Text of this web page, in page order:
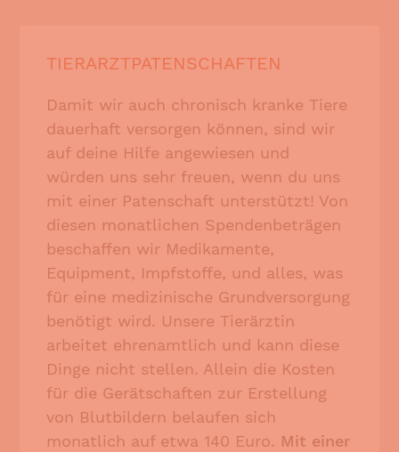
TIERARZTPATENSCHAFTEN
Damit wir auch chronisch kranke Tiere
dauerhaft versorgen können, sind wir
auf deine Hilfe angewiesen und
würden uns sehr freuen, wenn du uns
mit einer Patenschaft unterstützt! Von
diesen monatlichen Spendenbeträgen
beschaffen wir Medikamente,
Equipment, Impfstoffe, und alles, was
für eine medizinische Grundversorgung
benötigt wird. Unsere Tierärztin
arbeitet ehrenamtlich und kann diese
Dinge nicht stellen. Allein die Kosten
für die Gerätschaften zur Erstellung
von Blutbildern belaufen sich
monatlich auf etwa 140 Euro. Mit einer